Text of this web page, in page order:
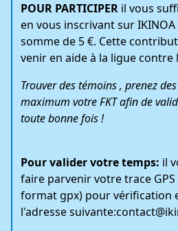
POUR PARTICIPER il vous
en vous inscrivant sur
somme de 5 €. Cette
venir en aide à la ligue contre
Trouver des témoins , prenez
maximum votre FKT afin de
toute bonne fois !
Pour valider votre temps: il
faire parvenir votre trace GPS
format gpx) pour vérification
l'adresse suivante: